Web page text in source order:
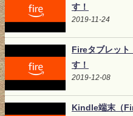
す！
2019-11-24
Fireタブレッ
す！
2019-12-08
Kindle端末（